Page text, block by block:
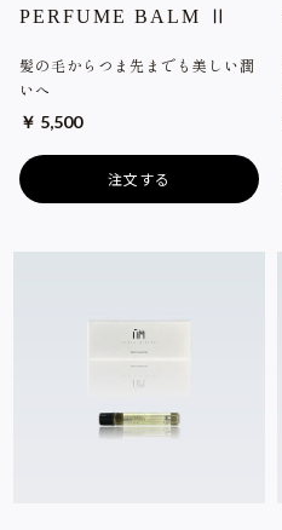
PERFUME BALM Ⅱ
髪の毛からつま先までも美しい潤
いへ
￥ 5,500
注文する